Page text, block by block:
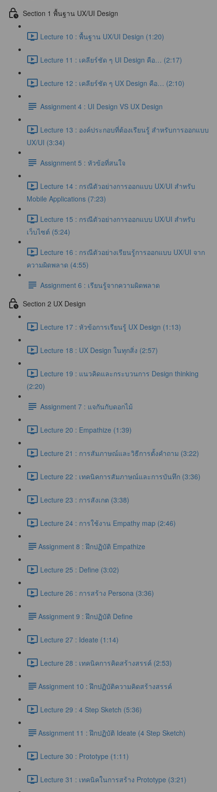
Section 1 พื้นฐาน UX/UI Design
Lecture 10 : พื้นฐาน UX/UI Design (1:20)
Lecture 11 : เคลียร์ชัด ๆ UI Design คือ… (2:17)
Lecture 12 : เคลียร์ชัด ๆ UX Design คือ… (2:10)
Assignment 4 : UI Design VS UX Design
Lecture 13 : องค์ประกอบที่ต้องเรียนรู้ สำหรับการออกแบบ
UX/UI (3:34)
Assignment 5 : หัวข้อที่สนใจ
Lecture 14 : กรณีตัวอย่างการออกแบบ UX/UI สำหรับ
Mobile Applications (7:23)
Lecture 15 : กรณีตัวอย่างการออกแบบ UX/UI สำหรับ
เว็บไซต์ (5:24)
Lecture 16 : กรณีตัวอย่างเรียนรู้การออกแบบ UX/UI จาก
ความผิดพลาด (4:55)
Assignment 6 : เรียนรู้จากความผิดพลาด
Section 2 UX Design
Lecture 17 : หัวข้อการเรียนรู้ UX Design (1:13)
Lecture 18 : UX Design ในทุกสิ่ง (2:57)
Lecture 19 : แนวคิดและกระบวนการ Design thinking
(2:20)
Assignment 7 : แจกันกับดอกไม้
Lecture 20 : Empathize (1:39)
Lecture 21 : การสัมภาษณ์และวิธีการตั้งคำถาม (3:22)
Lecture 22 : เทคนิคการสัมภาษณ์และการบันทึก (3:36)
Lecture 23 : การสังเกต (3:38)
Lecture 24 : การใช้งาน Empathy map (2:46)
​Assignment 8 : ฝึกปฏิบัติ Empathize
Lecture 25 : Define (3:02)
Lecture 26 : การสร้าง Persona (3:36)
​Assignment 9 : ฝึกปฏิบัติ Define
Lecture 27 : Ideate (1:14)
Lecture 28 : เทคนิคการคิดสร้างสรรค์ (2:53)
​Assignment 10 : ฝึกปฏิบัติความคิดสร้างสรรค์
Lecture 29 : 4 Step Sketch (5:36)
​Assignment 11 : ฝึกปฏิบัติ Ideate (4 Step Sketch)
Lecture 30 : Prototype (1:11)
Lecture 31 : เทคนิคในการสร้าง Prototype (3:21)